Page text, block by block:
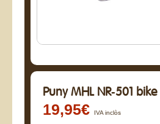
Puny MHL NR-501
19,95€ IVA inclòs